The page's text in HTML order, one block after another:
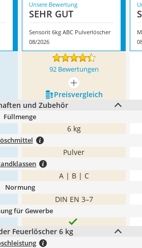
Unsere Bewertung
SEHR GUT
Sensorit 6kg ABC Pulverlöscher
08/2026
92 Bewertungen
mehr anzeigen
Preis­vergleich
und Zubehör
Füllmenge
6 kg
Pulver
A | B | C
Normung
DIN EN 3–7
für Gewerbe
Feuerlöscher 6 kg